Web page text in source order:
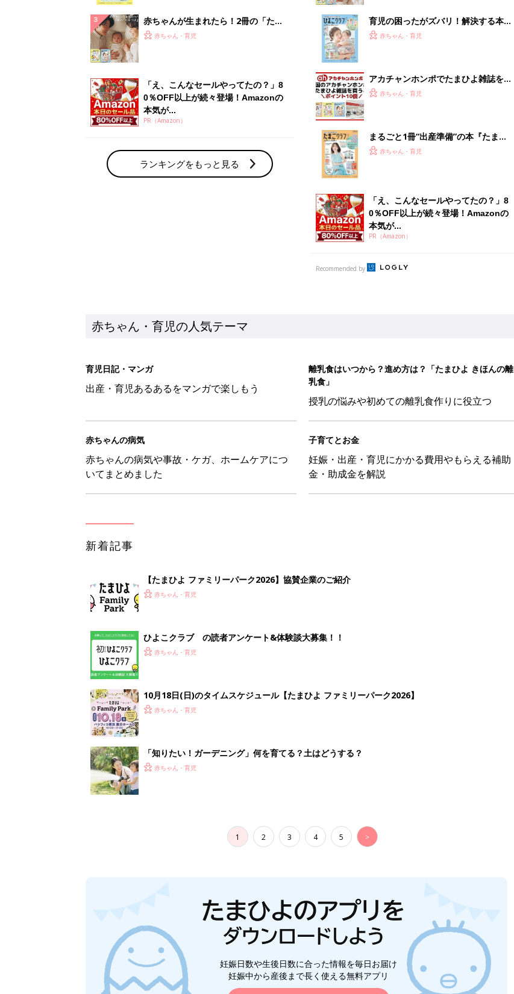
解決テク
赤ちゃんが生まれたら！2冊の「たま
ひよ」
赤ちゃん・育児
「え、こんなセールやってたの？」8
0％OFF以上が続々登場！Amazonの
本気が...
PR（Amazon）
ランキングをもっと見る
育児の困ったがズバリ！解決する本
『ひよこクラブ 秋号』 4カ月～2才
赤ちゃん・育児
アカチャンホンポでたまひよ雑誌を買
うとポイント10倍【期間限定】
赤ちゃん・育児
まるごと1冊“出産準備”の本『たまご
クラブ 夏号』〈スペシャル大特集〉
赤ちゃん・育児
「え、こんなセールやってたの？」8
0％OFF以上が続々登場！Amazonの
本気が...
PR（Amazon）
Recommended by
赤ちゃん・育児の人気テーマ
育児日記・マンガ
出産・育児あるあるをマンガで楽しもう
離乳食はいつから？進め方は？「たまひよ きほんの離
乳食」
授乳の悩みや初めての離乳食作りに役立つ
赤ちゃんの病気
赤ちゃんの病気や事故・ケガ、ホームケアにつ
いてまとめました
子育てとお金
妊娠・出産・育児にかかる費用やもらえる補助
金・助成金を解説
新着記事
【たまひよ ファミリーパーク2026】協賛企業のご紹介
赤ちゃん・育児
ひよこクラブ の読者アンケート&体験談大募集！！
赤ちゃん・育児
10月18日(日)のタイムスケジュール【たまひよ ファミリーパーク2026】
赤ちゃん・育児
「知りたい！ガーデニング」何を育てる？土はどうする？
赤ちゃん・育児
1 2 3 4 5 >
妊娠日数や生後日数に合った情報を毎日お届け
妊娠中から産後まで長く使える無料アプリ